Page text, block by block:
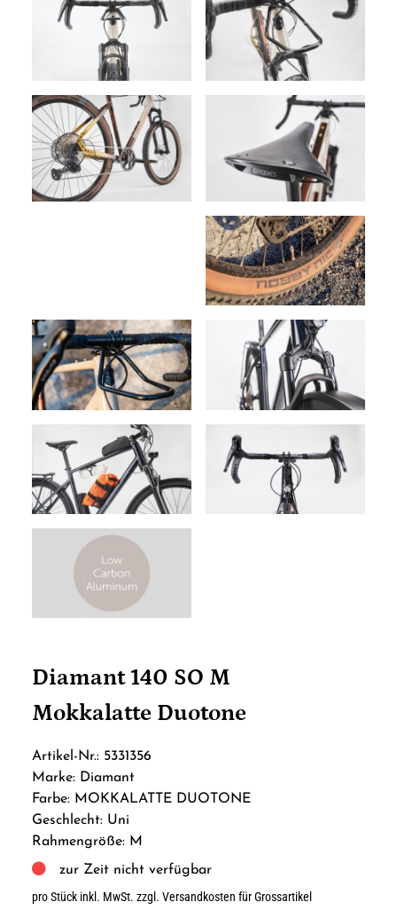
Diamant 140 SO M
Mokkalatte Duotone
Artikel-Nr.: 5331356
Marke: Diamant
Farbe: MOKKALATTE DUOTONE
Geschlecht: Uni
Rahmengröße: M
zur Zeit nicht verfügbar
pro Stück inkl. MwSt. zzgl. Versandkosten für Grossartikel